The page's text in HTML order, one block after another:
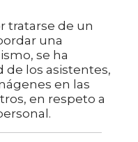
tratarse de un
una
se ha
de los asistentes,
en las
en respeto a